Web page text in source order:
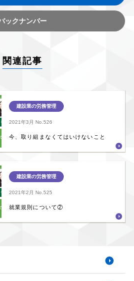
ックナンバー
関連記事
建設業の労務管理
2021年3月 No.526
今、取り組まなくてはいけないこと
建設業の労務管理
2021年2月 No.525
就業規則について②